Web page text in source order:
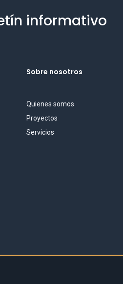
informativo
Sobre nosotros
Quienes somos
Proyectos
Servicios